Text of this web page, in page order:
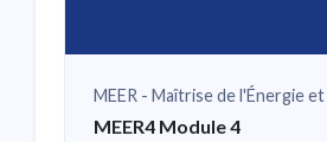
MEER4 Module 4